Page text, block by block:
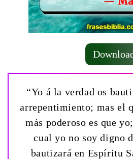
“Yo á la verdad os
arrepentimiento; mas el
más poderoso es que
cual yo no soy digno
bautizará en Espíritu